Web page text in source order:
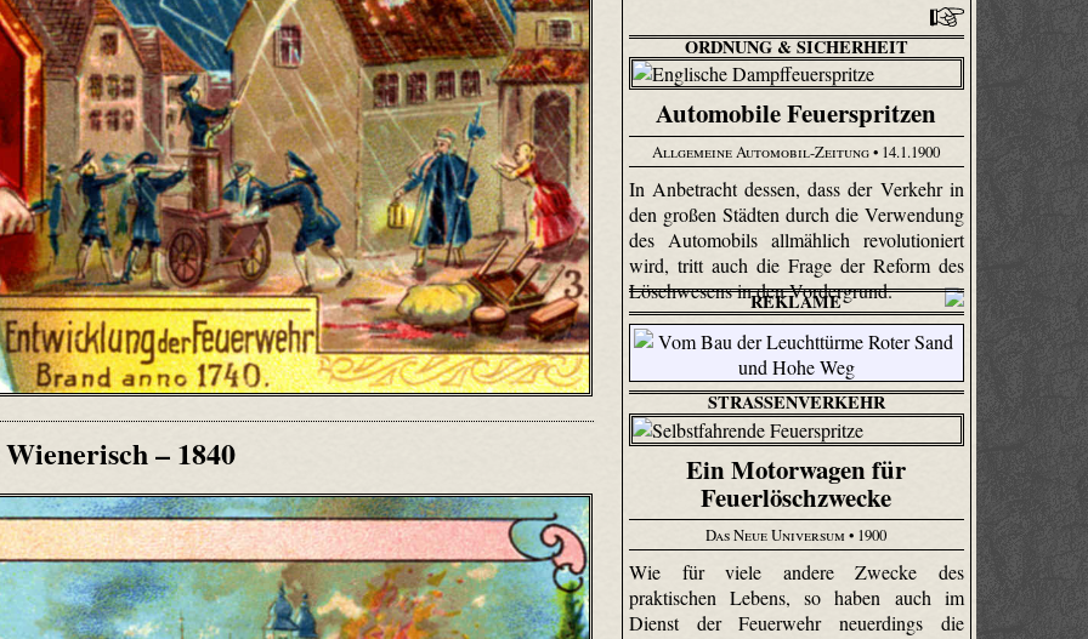
– 1840
ORDNUNG & SICHERHEIT
Automobile Feuerspritzen
Allgemeine Automobil-Zeitung• 14.1.1900
In Anbetracht dessen, dass der Verkehr in
den großen Städten durch die Verwendung
des Automobils allmählich revolutioniert
wird, tritt auch die Frage der Reform des
Löschwesens in den Vordergrund.
REKLAME
STRASSENVERKEHR
Ein Motorwagen für
Feuerlöschzwecke
Das Neue Universum • 1900
Wie für viele andere Zwecke des
praktischen Lebens, so haben auch im
Dienst der Feuerwehr neuerdings die